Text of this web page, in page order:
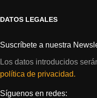
DATOS LEGALES
Suscríbete a nuestra
Los datos introducidos
política de privacidad.
Síguenos en redes: